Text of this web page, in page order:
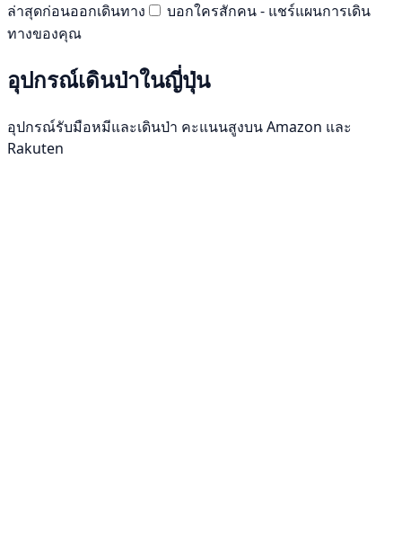
ล่าสุดก่อนออกเดินทาง
บอกใครสักคน - แชร์แผนการเดิน
ทางของคุณ
อุปกรณ์เดินป่าในญี่ปุ่น
อุปกรณ์รับมือหมีและเดินป่า คะแนนสูงบน Amazon และ
Rakuten